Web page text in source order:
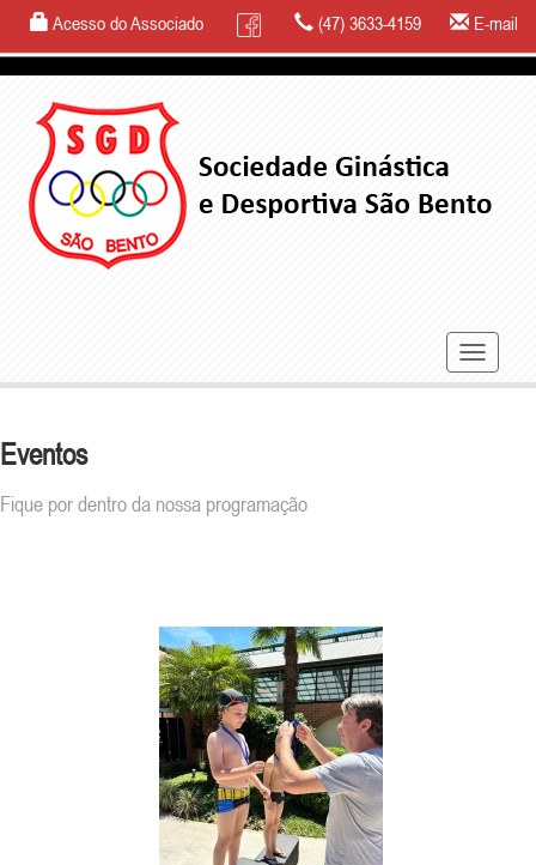
Acesso do Associado (47) 3633-4159 E-mail
Toggle
Eventos
Fique por dentro da nossa programação